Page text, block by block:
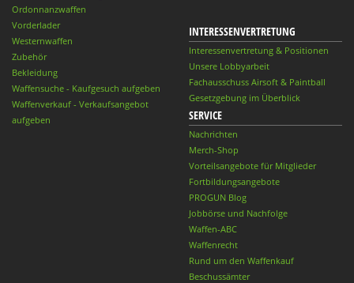
Ordonnanzwaffen
Vorderlader
Westernwaffen
Zubehör
Bekleidung
Waffensuche - Kaufgesuch aufgeben
Waffenverkauf - Verkaufsangebot
aufgeben
INTERESSENVERTRETUNG
Interessenvertretung & Positionen
Unsere Lobbyarbeit
Fachausschuss Airsoft & Paintball
Gesetzgebung im Überblick
SERVICE
Nachrichten
Merch-Shop
Vorteilsangebote für Mitglieder
Fortbildungsangebote
PROGUN Blog
Jobbörse und Nachfolge
Waffen-ABC
Waffenrecht
Rund um den Waffenkauf
Beschussämter